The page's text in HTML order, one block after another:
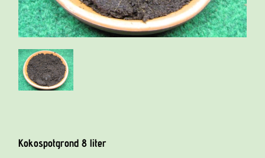
Kokospotgrond 8 liter